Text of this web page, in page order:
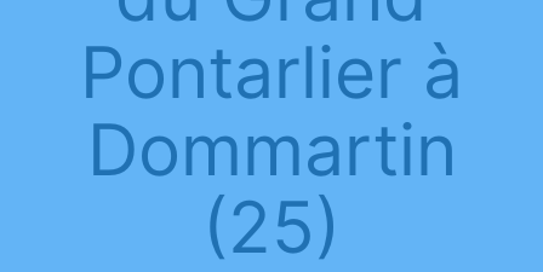
Pontarlier à
Dommartin
(25)